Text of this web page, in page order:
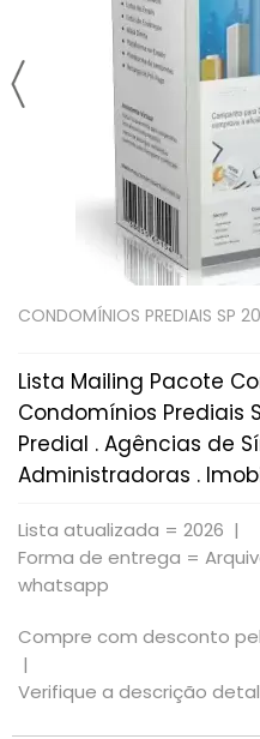
CONDOMÍNIOS PREDIAIS SP
Lista Mailing Pacote
Condomínios Prediais
Predial . Agências de
Administradoras .
Lista atualizada = 2026 |
Forma de entrega =
whatsapp
Compre com desconto
|
Verifique a descrição